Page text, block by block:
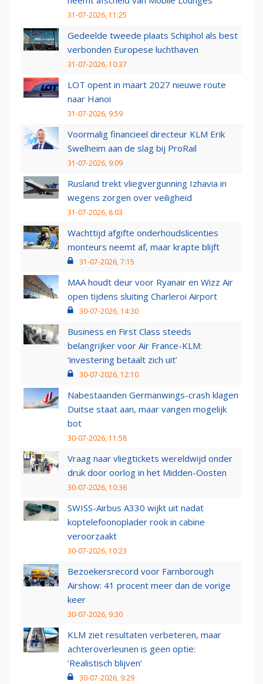
31-07-2026, 11:25
Gedeelde tweede plaats Schiphol als best
verbonden Europese luchthaven
31-07-2026, 10:37
LOT opent in maart 2027 nieuwe route
naar Hanoi
31-07-2026, 9:59
Voormalig financieel directeur KLM Erik
Swelheim aan de slag bij ProRail
31-07-2026, 9:09
Rusland trekt vliegvergunning Izhavia in
wegens zorgen over veiligheid
31-07-2026, 8:03
Wachttijd afgifte onderhoudslicenties
monteurs neemt af, maar krapte blijft
31-07-2026, 7:15
MAA houdt deur voor Ryanair en Wizz Air
open tijdens sluiting Charleroi Airport
30-07-2026, 14:30
Business en First Class steeds
belangrijker voor Air France-KLM:
‘investering betaalt zich uit’
30-07-2026, 12:10
Nabestaanden Germanwings-crash klagen
Duitse staat aan, maar vangen mogelijk
bot
30-07-2026, 11:58
Vraag naar vliegtickets wereldwijd onder
druk door oorlog in het Midden-Oosten
30-07-2026, 10:36
SWISS-Airbus A330 wijkt uit nadat
koptelefoonoplader rook in cabine
veroorzaakt
30-07-2026, 10:23
Bezoekersrecord voor Farnborough
Airshow: 41 procent meer dan de vorige
keer
30-07-2026, 9:30
KLM ziet resultaten verbeteren, maar
achteroverleunen is geen optie:
‘Realistisch blijven’
30-07-2026, 9:29